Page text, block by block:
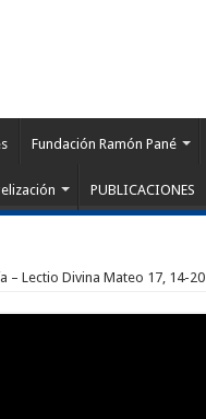
Fundación Ramón Pané
PUBLICACIONES
– Lectio Divina Mateo 17, 14-20